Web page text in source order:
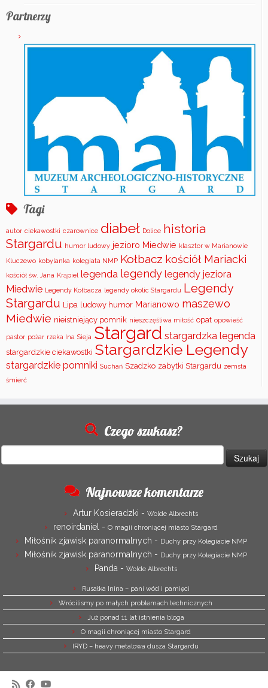
Partnerzy
Tagi
autor ciekawostki czarownice diabeł Dolice historia
Stargardu humor ludowy jezioro Miedwie klasztor w Marianowie
Kluczewo kobylanka kolegiata NMP Kołbacz kościół Mariacki
kościół św. Jana Krąpiel legenda legendy legendy jeziora
Miedwie Legendy Kołbacza legendy okolic Stargardu Legendy
Stargardu Lipa ludowy humor Marianowo maszewo
Miedwie nieistniejący pomnik nieszczęśliwa miłość opat opowieść
pastor pożar rzeka Ina Sieja Stargard stargardzka legenda
stargardzkie ciekawostki Stargardzkie Legendy
stargardzkie pomniki Suchań Szadzko zabytki Stargardu zemsta
śmierć
Czego szukasz?
Najnowsze komentarze
Artur Kosieradzki - Wolde Albrechts
renoirdaniel - O magii chroniącej miasto Stargard
Miłośnik zjawisk paranormalnych - Duchy przy Kolegiacie NMP
Miłośnik zjawisk paranormalnych - Duchy przy Kolegiacie NMP
Panda - Wolde Albrechts
Rusałka Inina – pani wód i pamięci
Wrócilismy po małych problemach technicznych
Już ponad 11 lat istnienia bloga
O magii chroniącej miasto Stargard
IRYD – heavy metalowa dusza Stargardu